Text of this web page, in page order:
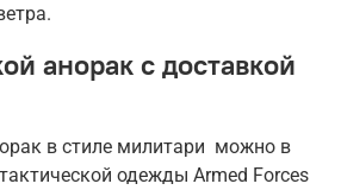
анорак с доставкой
в стиле милитари можно в
одежды Armed Forces